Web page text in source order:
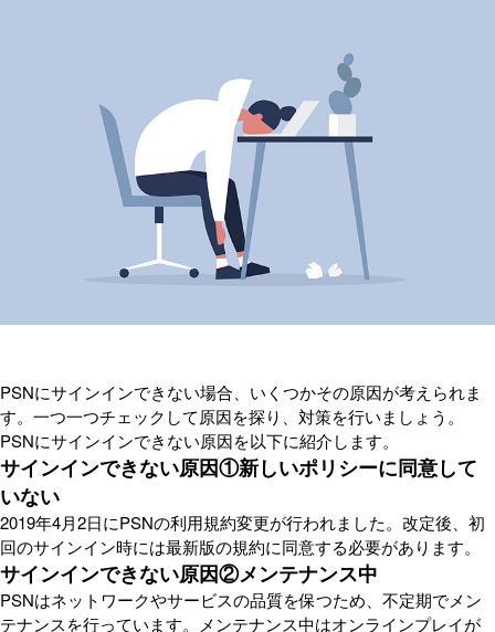
PSNにサインインできない場合、いくつかその原因が考えられま
す。一つ一つチェックして原因を探り、対策を行いましょう。
PSNにサインインできない原因を以下に紹介します。
サインインできない原因①新しいポリシーに同意して
いない
2019年4月2日にPSNの利用規約変更が行われました。改定後、初
回のサインイン時には最新版の規約に同意する必要があります。
サインインできない原因②メンテナンス中
PSNはネットワークやサービスの品質を保つため、不定期でメン
テナンスを行っています。メンテナンス中はオンラインプレイが